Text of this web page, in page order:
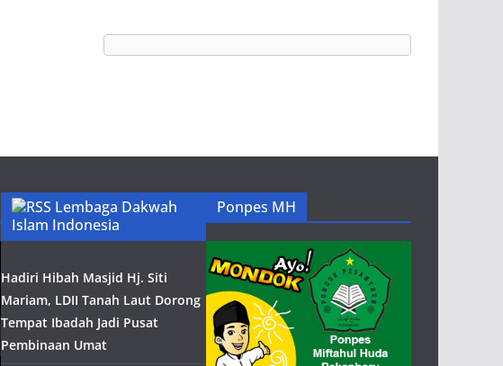
Lembaga Dakwah
Islam Indonesia
Hadiri Hibah Masjid Hj. Siti
Mariam, LDII Tanah Laut Dorong
Tempat Ibadah Jadi Pusat
Pembinaan Umat
Ponpes MH